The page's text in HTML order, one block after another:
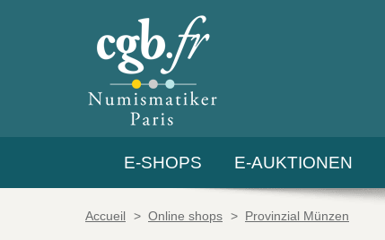
E-SHOPS E-AUKTIONEN
Accueil > Online shops > Provinzial Münzen